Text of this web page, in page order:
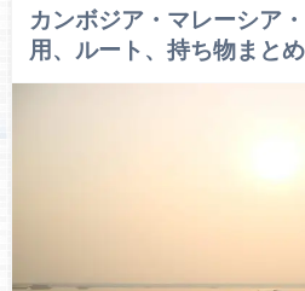
カンボジア・マレーシア
用、ルート、持ち物まとめ